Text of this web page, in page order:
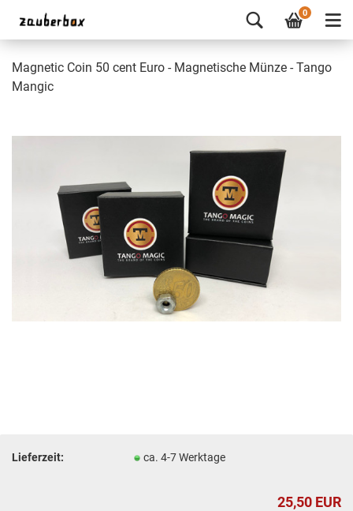
0
Magnetic Coin 50 cent Euro - Magnetische Münze - Tango
Mangic
Lieferzeit: ca. 4-7 Werktage
25,50 EUR